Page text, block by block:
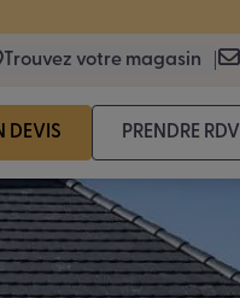
Trouvez votre magasin
DEVIS PRENDRE RDV